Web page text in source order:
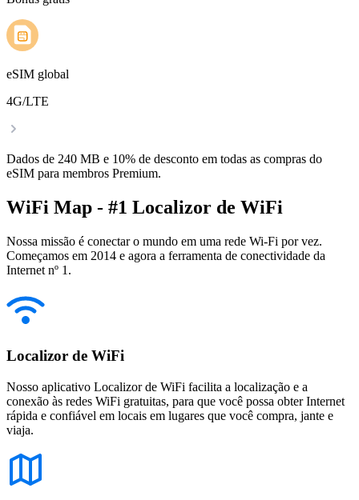
eSIM global
4G/LTE
Dados de 240 MB e 10% de desconto em todas as compras do
eSIM para membros Premium.
WiFi Map - #1 Localizor de WiFi
Nossa missão é conectar o mundo em uma rede Wi-Fi por vez.
Começamos em 2014 e agora a ferramenta de conectividade da
Internet nº 1.
Localizor de WiFi
Nosso aplicativo Localizor de WiFi facilita a localização e a
conexão às redes WiFi gratuitas, para que você possa obter Internet
rápida e confiável em locais em lugares que você compra, jante e
viaja.